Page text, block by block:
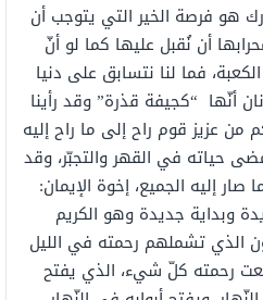
هو فرصة الخير التي يتوجب أن
أن نُقبل عليها كما لو أنّ
فما لنا نتسابق على دنيا
أنّها “كجيفة قذرة” وقد رأينا
من عزيز قوم راح إلى ما راح إليه
حياته في القهر والتجبّر، وقد
إليه الجميع، إخوة الإيمان:
وبداية جديدة وهو الكريم
الذي تشملهم رحمته في الليل
رحمته كلّ شيء، الذي يفتح